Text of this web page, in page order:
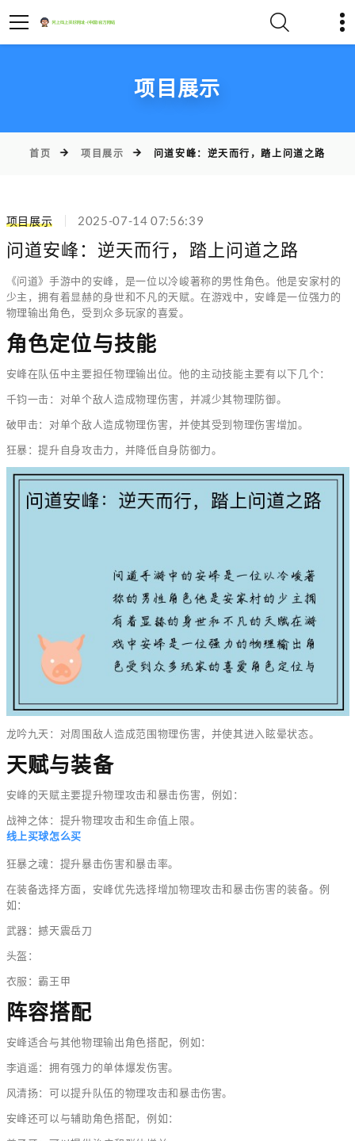
项目展示
首页 项目展示 问道安峰：逆天而行，踏上问道之路
项目展示 2025-07-14 07:56:39
问道安峰：逆天而行，踏上问道之路
《问道》手游中的安峰，是一位以冷峻著称的男性角色。他是安家村的
少主，拥有着显赫的身世和不凡的天赋。在游戏中，安峰是一位强力的
物理输出角色，受到众多玩家的喜爱。
角色定位与技能
安峰在队伍中主要担任物理输出位。他的主动技能主要有以下几个：
千钧一击：对单个敌人造成物理伤害，并减少其物理防御。
破甲击：对单个敌人造成物理伤害，并使其受到物理伤害增加。
狂暴：提升自身攻击力，并降低自身防御力。
龙吟九天：对周围敌人造成范围物理伤害，并使其进入眩晕状态。
天赋与装备
安峰的天赋主要提升物理攻击和暴击伤害，例如：
战神之体：提升物理攻击和生命值上限。
线上买球怎么买
狂暴之魂：提升暴击伤害和暴击率。
在装备选择方面，安峰优先选择增加物理攻击和暴击伤害的装备。例
如：
武器：撼天震岳刀
头盔：
衣服：霸王甲
阵容搭配
安峰适合与其他物理输出角色搭配，例如：
李逍遥：拥有强力的单体爆发伤害。
风清扬：可以提升队伍的物理攻击和暴击伤害。
安峰还可以与辅助角色搭配，例如：